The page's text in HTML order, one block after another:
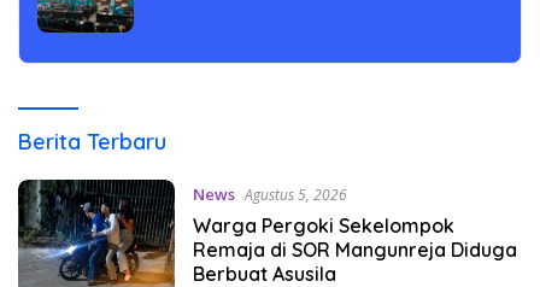
berandaku.com
Berita Terbaru
News Agustus 5, 2026
Warga Pergoki Sekelompok
Remaja di SOR Mangunreja Diduga
Berbuat Asusila